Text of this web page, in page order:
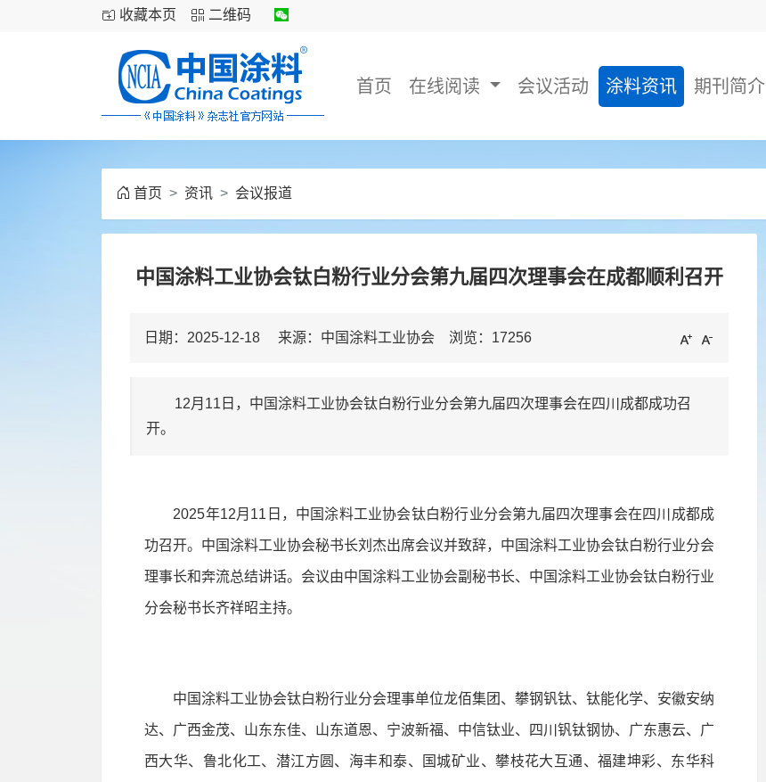
收藏本页 二维码
首页 在线阅读 会议活动 涂料资讯 期刊简介
首页 资讯 会议报道
中国涂料工业协会钛白粉行业分会第九届四次理事会在成都顺利召开
日期：2025-12-18 来源：中国涂料工业协会 浏览： 17256
12月11日，中国涂料工业协会钛白粉行业分会第九届四次理事会在四川成都成功召
开。
2025年12月11日，中国涂料工业协会钛白粉行业分会第九届四次理事会在四川成都成
功召开。中国涂料工业协会秘书长刘杰出席会议并致辞，中国涂料工业协会钛白粉行业分会
理事长和奔流总结讲话。会议由中国涂料工业协会副秘书长、中国涂料工业协会钛白粉行业
分会秘书长齐祥昭主持。
中国涂料工业协会钛白粉行业分会理事单位龙佰集团、攀钢钒钛、钛能化学、安徽安纳
达、广西金茂、山东东佳、山东道恩、宁波新福、中信钛业、四川钒钛钢协、广东惠云、广
西大华、鲁北化工、潜江方圆、海丰和泰、国城矿业、攀枝花大互通、福建坤彩、东华科